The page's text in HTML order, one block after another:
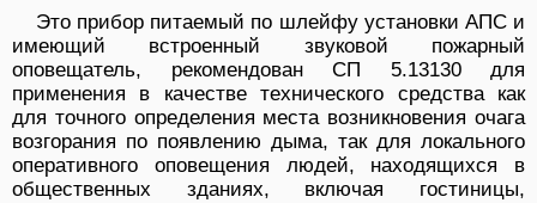
Это прибор питаемый по шлейфу установки АПС и
имеющий встроенный звуковой пожарный
оповещатель, рекомендован СП 5.13130 для
применения в качестве технического средства как
для точного определения места возникновения очага
возгорания по появлению дыма, так для локального
оперативного оповещения людей, находящихся в
общественных зданиях, включая гостиницы,